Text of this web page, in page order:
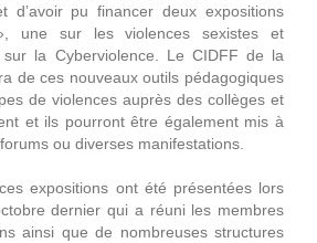
d’avoir pu financer deux expositions
une sur les violences sexistes et
sur la Cyberviolence. Le CIDFF de la
de ces nouveaux outils pédagogiques
de violences auprès des collèges et
et ils pourront être également mis à
ou diverses manifestations.
expositions ont été présentées lors
dernier qui a réuni les membres
ainsi que de nombreuses structures